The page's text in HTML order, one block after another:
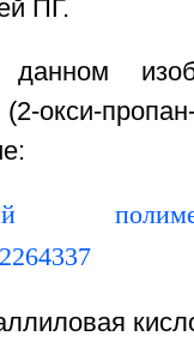
ПГ.
окси-